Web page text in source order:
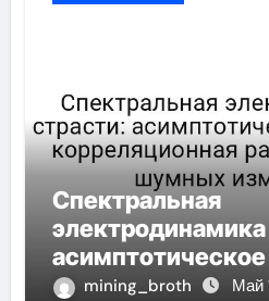
Спектральная
электродинамика
корреляционная
mining_broth Май